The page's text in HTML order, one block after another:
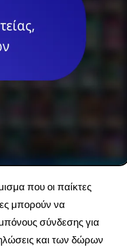
μπορούν να
σύνδεσης για
και των δώρων